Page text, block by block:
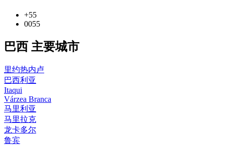
+55
0055
巴西 主要城市
里约热内卢
巴西利亚
Itaqui
Várzea Branca
马里利亚
马里拉克
龙卡多尔
鲁宾